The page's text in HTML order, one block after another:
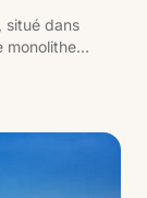
situé dans
monolithe